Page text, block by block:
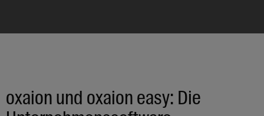
oxaion und oxaion easy: Die